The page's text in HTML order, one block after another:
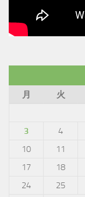
月
火
3
4
10
11
17
18
24
25